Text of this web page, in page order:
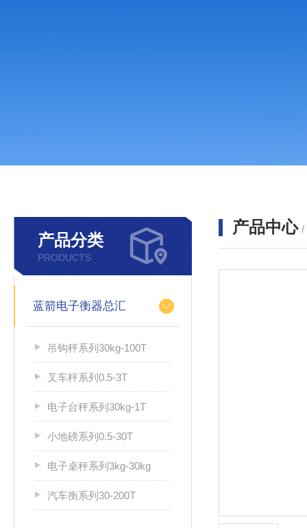
产品分类
PRODUCTS
蓝箭电子衡器总汇
吊钩秤系列30kg-100T
叉车秤系列0.5-3T
电子台秤系列30kg-1T
小地磅系列0.5-30T
电子桌秤系列3kg-30kg
汽车衡系列30-200T
产品中心 /